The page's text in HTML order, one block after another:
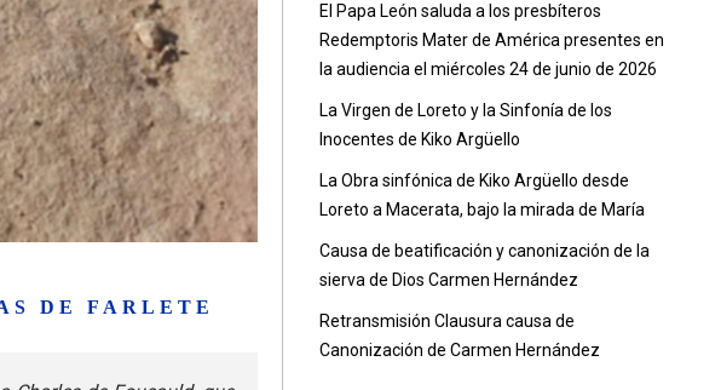
DE FARLETE
El Papa León saluda a los presbíteros
Redemptoris Mater de América presentes en
la audiencia el miércoles 24 de junio de 2026
La Virgen de Loreto y la Sinfonía de los
Inocentes de Kiko Argüello
La Obra sinfónica de Kiko Argüello desde
Loreto a Macerata, bajo la mirada de María
Causa de beatificación y canonización de la
sierva de Dios Carmen Hernández
Retransmisión Clausura causa de
Canonización de Carmen Hernández